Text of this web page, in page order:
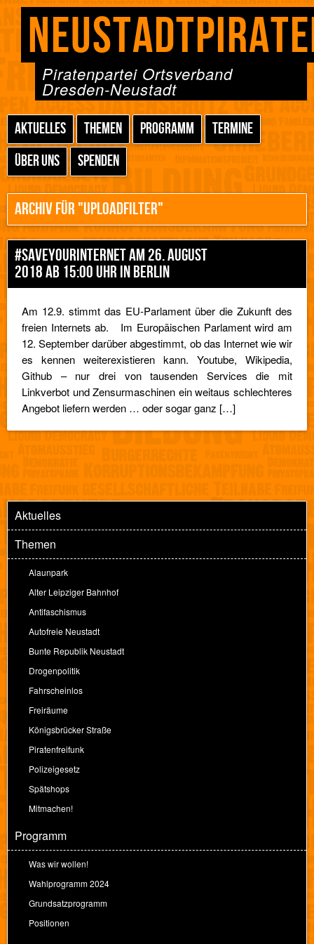
Piratenpartei Ortsverband
Dresden-Neustadt
AKTUELLES THEMEN PROGRAMM
TERMINE
ÜBER UNS
SPENDEN
ARCHIV FÜR "UPLOADFILTER"
#SAVEYOURINTERNET AM 26. AUGUST
2018 AB 15:00 UHR IN BERLIN
Am 12.9. stimmt das EU-Parlament über die Zukunft des
freien Internets ab. Im Europäischen Parlament wird am
12. September darüber abgestimmt, ob das Internet wie wir
es kennen weiterexistieren kann. Youtube, Wikipedia,
Github – nur drei von tausenden Services die mit
Linkverbot und Zensurmaschinen ein weitaus schlechteres
Angebot liefern werden … oder sogar ganz […]
Aktuelles
Themen
Alaunpark
Alter Leipziger Bahnhof
Antifaschismus
Autofreie Neustadt
Bunte Republik Neustadt
Drogenpolitik
Fahrscheinlos
Freiräume
Königsbrücker Straße
Piratenfreifunk
Polizeigesetz
Spätshops
Mitmachen!
Programm
Was wir wollen!
Wahlprogramm 2024
Grundsatzprogramm
Positionen